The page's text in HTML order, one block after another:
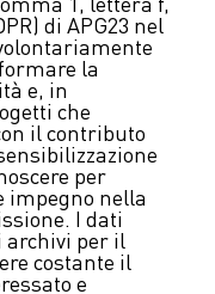
di APG23 nel
la
e, in
che
il contributo
per
impegno nella
I dati
archivi per il
costante il
e